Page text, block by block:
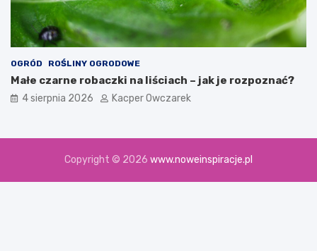
OGRÓD ROŚLINY OGRODOWE
Małe czarne robaczki na liściach – jak je rozpoznać?
4 sierpnia 2026 Kacper Owczarek
Copyright © 2026 www.noweinspiracje.pl